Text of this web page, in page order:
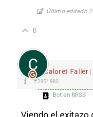
Último editado
0
Caloret Faller
#2851980
Bot en RRSS
Viendo el exitazo